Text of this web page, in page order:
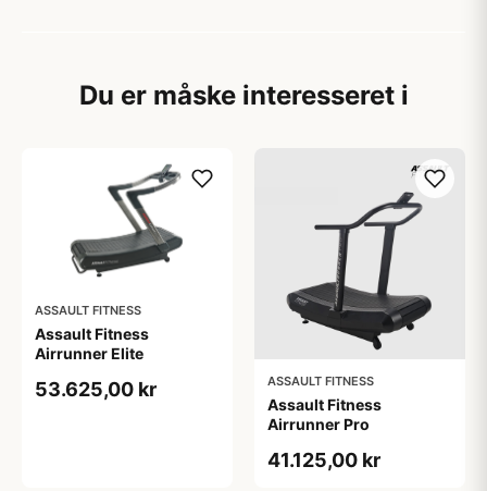
Du er måske interesseret i
ASSAULT FITNESS
Assault Fitness
Airrunner Elite
53.625,00 kr ASSAULT FITNESS
Assault Fitness
Airrunner Pro
41.125,00 kr